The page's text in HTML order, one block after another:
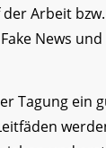
Arbeit
News
Tagung ein